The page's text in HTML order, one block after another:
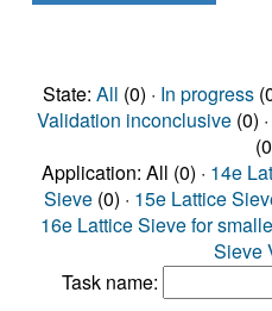
State: All (0) · In progress
Validation inconclusive(0) ·
Application: All (0) · 14e
Sieve (0) · 15e Lattice
16e Lattice Sieve for
Sieve
Task name: